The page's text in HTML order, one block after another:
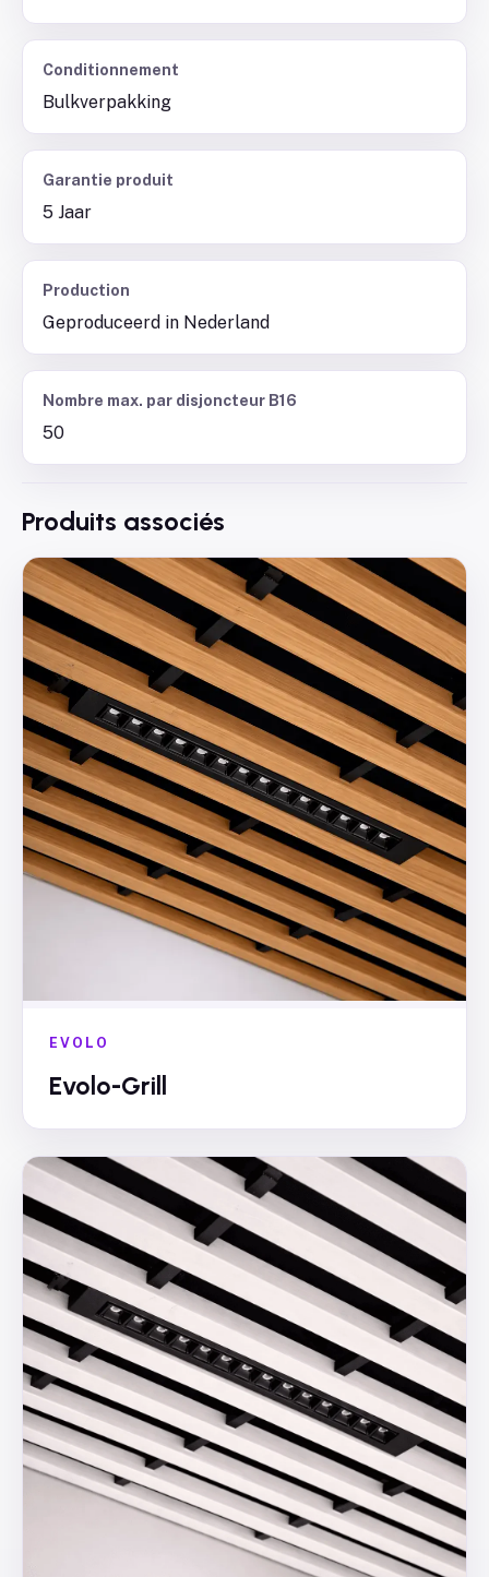
Conditionnement
Bulkverpakking
Garantie produit
5 Jaar
Production
Geproduceerd in Nederland
Nombre max. par disjoncteur B16
50
Produits associés
EVOLO
Evolo-Grill